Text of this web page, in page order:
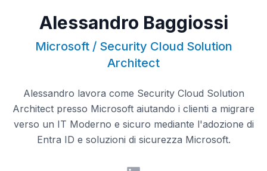
Alessandro Baggiossi
Microsoft / Security Cloud Solution
Architect
Alessandro lavora come Security Cloud Solution
Architect presso Microsoft aiutando i clienti a migrare
verso un IT Moderno e sicuro mediante l'adozione di
Entra ID e soluzioni di sicurezza Microsoft.